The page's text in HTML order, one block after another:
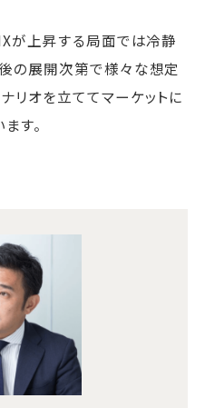
が上昇する局面では冷静
の展開次第で様々な想定
リオを立ててマーケットに
す。